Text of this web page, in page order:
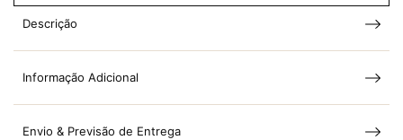
Descrição
Informação Adicional
Envio & Previsão de Entrega